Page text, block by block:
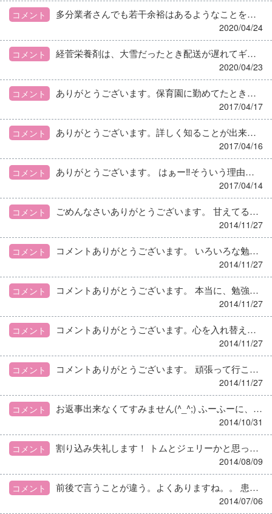
コメント 多分業者さんでも若干余裕はあるようなことを聞いた事があるので、戦々恐々としながら追加してみました。どうやら、大丈夫だったみたいです😄
2020/04/24
コメント 経菅栄養剤は、大雪だったとき配送が遅れてギリギリになったことがあったので非常食分も考えストックはしてるんです。補助食品に関しても考えておけば良かったです😅 今回のコロナの影響は、幸い今のところはないけど、この先どうなるか不安ですね。
2020/04/23
コメント ありがとうございます。保育園に勤めてたときや、姪の離乳食の手伝いで調べましたが、黒蜜については今回初耳でしたので(>_<)
2017/04/17
コメント ありがとうございます。詳しく知ることが出来て良かったですm(_ _)m
2017/04/16
コメント ありがとうございます。 はぁー‼そういう理由なんですね(゜ロ゜)スッキリしました。 これらの事が周知していき、今回の様な事故が無くなってほしいですね。
2017/04/14
コメント ごめんなさいありがとうございます。 甘えてるんですよね…。勉強して、看護師さん達と同レベルになるように頑張ります！！
2014/11/27
コメント コメントありがとうございます。 いろいろな勉強会にも出してもらってますので、自分のモノに出来るように頑張ります！
2014/11/27
コメント コメントありがとうございます。 本当に、勉強させてもらっていると思っています。 厳しい方ですが、とても優しい方たちです。 頑張ります！
2014/11/27
コメント コメントありがとうございます。心を入れ替えて頑張ります！
2014/11/27
コメント コメントありがとうございます。 頑張って行こうと思います！
2014/11/27
コメント お返事出来なくてすみません(^_^;) ふーふーに、笑ってしまいました！！
2014/10/31
コメント 割り込み失礼します！ トムとジェリーかと思ってしまいましたΣ(゜Д゜)
2014/08/09
コメント 前後で言うことが違う。よくありますね。。 患者さんなら、多少は仕方ないと思えるのですが。。
2014/07/06